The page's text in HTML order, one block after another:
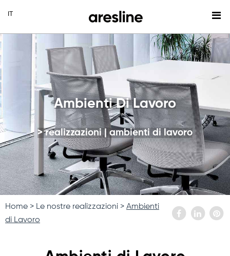
Ambienti Di Lavoro
> realizzazioni | ambienti di lavoro
Home Le nostre realizzazioni
Ambienti
di Lavoro